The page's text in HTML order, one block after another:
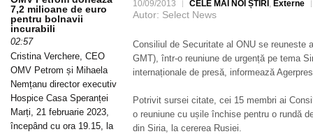
10/09/2013 CELE MAI NOI ȘTIRI , Externe
Autor: Select News
Consiliul de Securitate al ONU se reuneste
GMT), într-o reuniune de urgență pe tema
internaționale de presă, informează
Potrivit sursei citate, cei 15 membri ai
o reuniune cu ușile închise pentru o rundă
din Siria, la cererea Rusiei.
7,2 milioane de euro
pentru bolnavii
incurabili
02:57
Cristina Verchere, CEO
OMV Petrom și Mihaela
Nemțanu director executiv
Hospice Casa Speranței
Marți, 21 februarie 2023,
începând cu ora 19.15, la